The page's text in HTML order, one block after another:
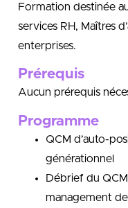
Formation destinée
services RH, Maîtres
enterprises.
Prérequis
Aucun prérequis
Programme
QCM d’auto-
générationnel
Débrief du
management